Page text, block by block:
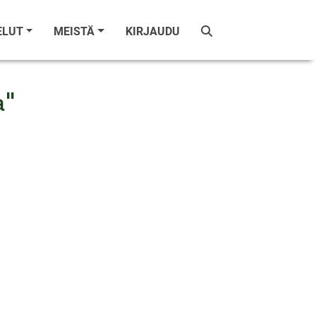
MEISTÄ KIRJAUDU